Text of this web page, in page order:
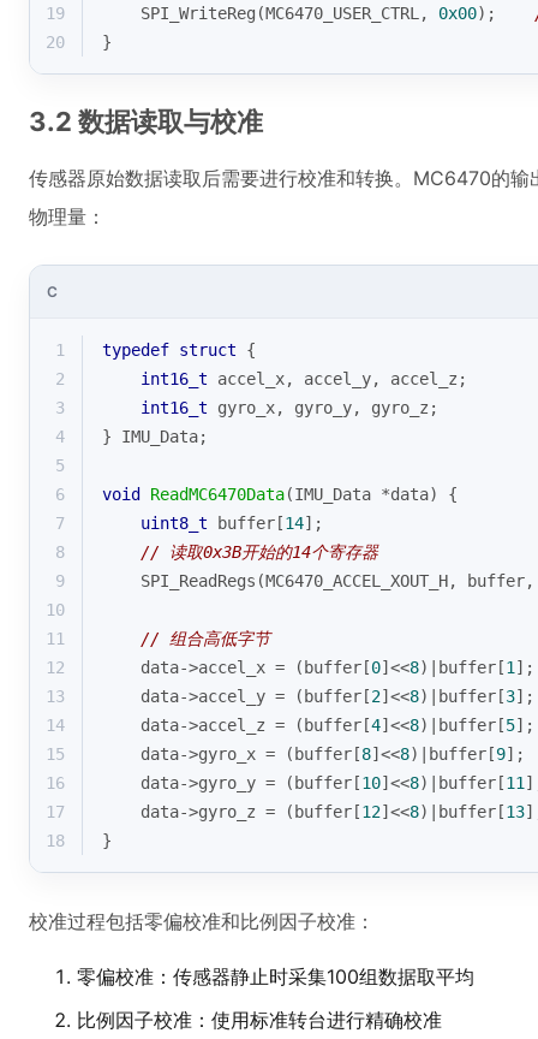
19
    SPI_WriteReg(MC6470_USER_CTRL,
0x00);
20
}
3.2 数据读取与校准
传感器原始数据读取后需要进行校准和转换。MC6470的
物理量：
C
1 typedef struct {
2
int16_t accel_x, accel_y, accel_z;
3
int16_t gyro_x, gyro_y, gyro_z;
4
} IMU_Data;
5
6
void ReadMC6470Data(IMU_Data *data)
{
7
uint8_t buffer[14];
8
// 读取0x3B开始的14个寄存器
9
SPI_ReadRegs(MC6470_ACCEL_XOUT_H,
10
11
// 组合高低字节
12
    data->accel_x = (buffer[
0]<<8)|buffer[1 ];
13
    data->accel_y = (buffer[
2]<<8)|buffer[3];
14
    data->accel_z = (buffer[
4]<<8)|buffer[5];
15
    data->gyro_x = (buffer[
8]<<8)|buffer[9];
16
    data->gyro_y = (buffer[
10]<<8)|buffer[11
17
    data->gyro_z = (buffer[
12]<<8)|buffer[13
18
}
校准过程包括零偏校准和比例因子校准：
零偏校准：传感器静止时采集100组数据取平均
比例因子校准：使用标准转台进行精确校准